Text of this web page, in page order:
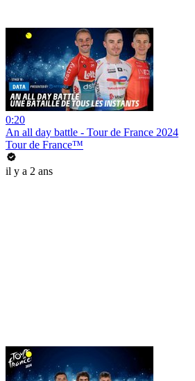
0:20
An all day battle - Tour de France 2024
Tour de France™
il y a 2 ans